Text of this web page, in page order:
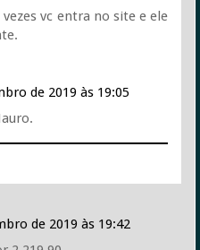
vezes vc entra no site e ele
de 2019 às 19:05
de 2019 às 19:42